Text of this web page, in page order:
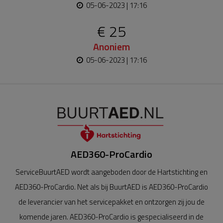
05-06-2023 | 17:16
€ 25
Anoniem
05-06-2023 | 17:16
AED360-ProCardio
ServiceBuurtAED wordt aangeboden door de Hartstichting en
AED360-ProCardio. Net als bij BuurtAED is AED360-ProCardio
de leverancier van het servicepakket en ontzorgen zij jou de
komende jaren. AED360-ProCardio is gespecialiseerd in de